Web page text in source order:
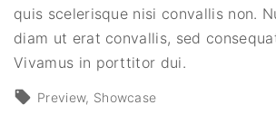
quis scelerisque nisi convallis non.
diam ut erat convallis, sed
Vivamus in porttitor dui.
Preview Showcase